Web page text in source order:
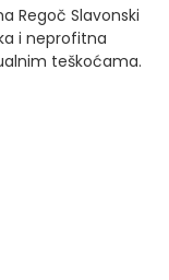
Regoč Slavonski
i neprofitna
teškoćama.